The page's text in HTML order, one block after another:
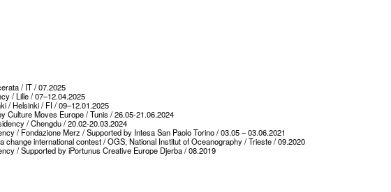
/ IT / 07.2025
/ Lille / 07–12.04.2025
/ Helsinki / FI / 09–12.01.2025
Culture Moves Europe / Tunis / 26.05-21.06.2024
/ Chengdu / 20.02-20.03.2024
/ Fondazione Merz / Supported by Intesa San Paolo Torino / 03.05 – 03.06.2021
change international contest / OGS, National Institut of Oceanography / Trieste / 09.2020
/ Supported by iPortunus Creative Europe Djerba / 08.2019